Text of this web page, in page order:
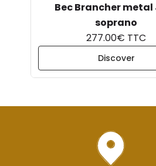
Bec Brancher metal
soprano
277.00€ TTC
Discover